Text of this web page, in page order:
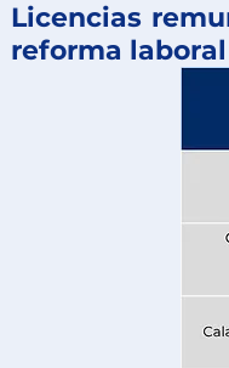
Licencias
reforma laboral